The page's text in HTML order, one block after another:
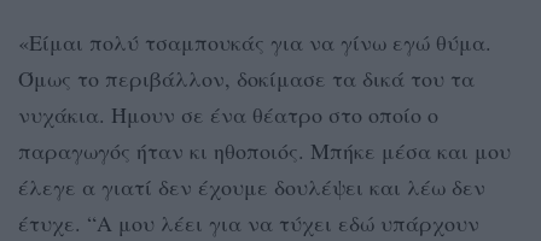
«Είμαι πολύ τσαμπουκάς για να γίνω εγώ θύμα.
Όμως το περιβάλλον, δοκίμασε τα δικά του τα
νυχάκια. Ήμουν σε ένα θέατρο στο οποίο ο
παραγωγός ήταν κι ηθοποιός. Μπήκε μέσα και μου
έλεγε α γιατί δεν έχουμε δουλέψει και λέω δεν
έτυχε. “Α μου λέει για να τύχει εδώ υπάρχουν